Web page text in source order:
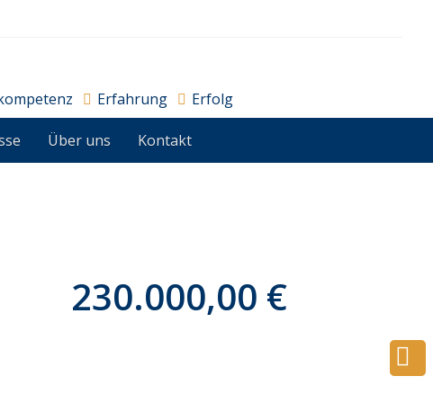
Erfahrung Erfolg
Über uns Kontakt
230.000,00 €